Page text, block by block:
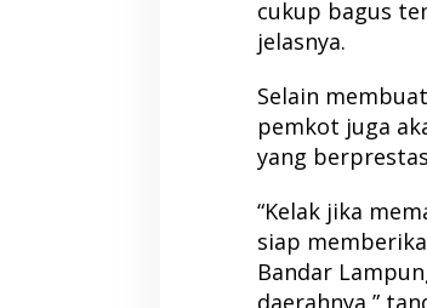
cukup bagus
jelasnya.
Selain
pemkot juga
yang
“Kelak jika
siap
Bandar